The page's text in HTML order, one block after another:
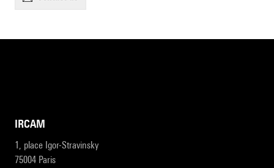
IRCAM
1, place Igor-Stravinsky
75004 Paris